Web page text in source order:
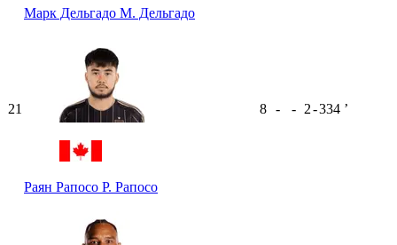
Марк Дельгадо М. Дельгадо
21
Раян Рапосо Р. Рапосо
8 - - 2-334 ʼ